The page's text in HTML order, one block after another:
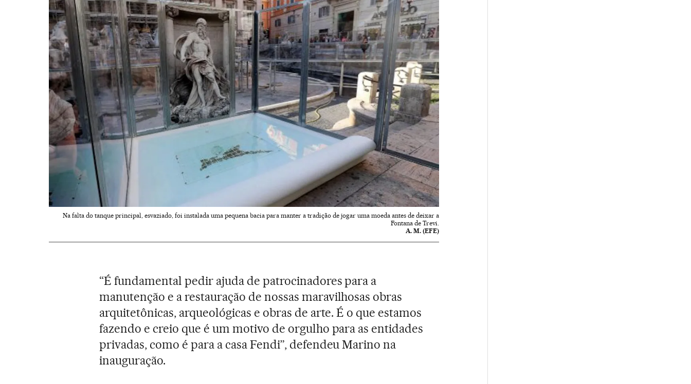
Na falta do tanque principal, esvaziado, foi instalada uma pequena bacia para manter a tradição de jogar uma moeda antes de deixar a
Fontana de Trevi.
A. M. (EFE)
“É fundamental pedir ajuda de patrocinadores para a
manutenção e a restauração de nossas maravilhosas obras
arquitetônicas, arqueológicas e obras de arte. É o que estamos
fazendo e creio que é um motivo de orgulho para as entidades
privadas, como é para a casa Fendi”, defendeu Marino na
inauguração.